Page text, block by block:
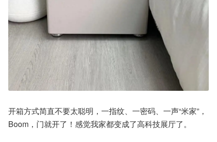
开箱方式简直不要太聪明，一指纹、一密码、一声“米家”，
Boom，门就开了！感觉我家都变成了高科技展厅了。